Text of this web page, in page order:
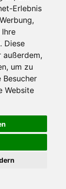
Erlebnis
Diese
außerdem,
um zu
Besucher
Website
zu speichern.
helfen uns dabei, das
Sie sich damit